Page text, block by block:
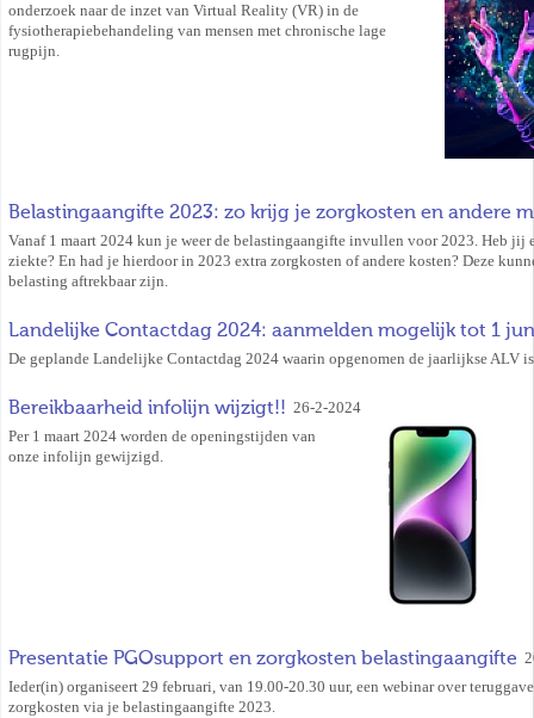
onderzoek naar de inzet van Virtual Reality (VR) in de
fysiotherapiebehandeling van mensen met chronische lage
rugpijn.
Belastingaangifte 2023: zo krijg je zorgkosten en andere
Vanaf 1 maart 2024 kun je weer de belastingaangifte invullen voor 2023. Heb jij
ziekte? En had je hierdoor in 2023 extra zorgkosten of andere kosten? Deze
belasting aftrekbaar zijn.
Landelijke Contactdag 2024: aanmelden mogelijk tot 1
De geplande Landelijke Contactdag 2024 waarin opgenomen de jaarlijkse ALV
Bereikbaarheid infolijn wijzigt!! 26-2-2024
Per 1 maart 2024 worden de openingstijden van
onze infolijn gewijzigd.
Presentatie PGOsupport en zorgkosten belastingaangifte
Ieder(in) organiseert 29 februari, van 19.00-20.30 uur, een webinar over
zorgkosten via je belastingaangifte 2023.